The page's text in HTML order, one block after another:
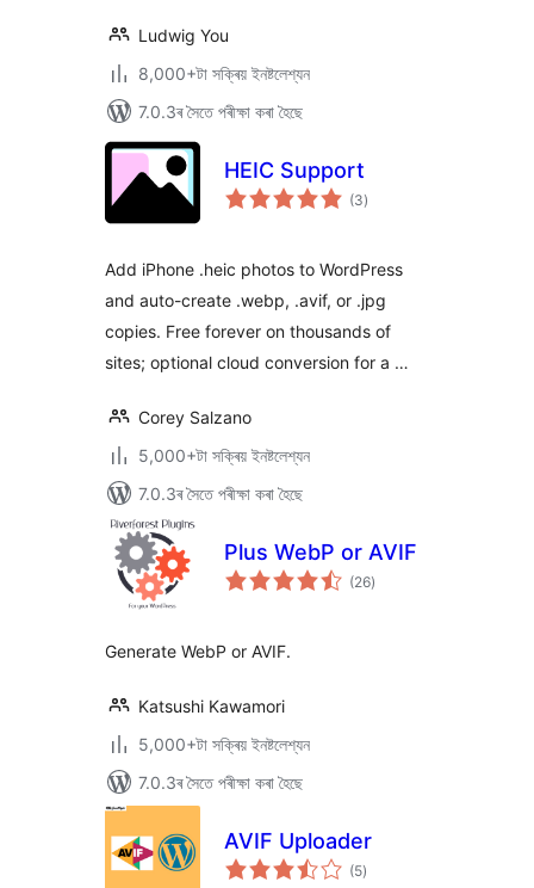
Ludwig You
8,000+টা সক্ৰিয় ইনষ্টলেশ্যন
7.0.3ৰ সৈতে পৰীক্ষা কৰা হৈছে
HEIC Support
(3টা
মুঠ)
Add iPhone .heic photos to WordPress
and auto-create .webp, .avif, or .jpg
copies. Free forever on thousands of
sites; optional cloud conversion for a …
Corey Salzano
5,000+টা সক্ৰিয় ইনষ্টলেশ্যন
7.0.3ৰ সৈতে পৰীক্ষা কৰা হৈছে
Plus WebP or AVIF
(26টা
মুঠ)
Generate WebP or AVIF.
Katsushi Kawamori
5,000+টা সক্ৰিয় ইনষ্টলেশ্যন
7.0.3ৰ সৈতে পৰীক্ষা কৰা হৈছে
AVIF Uploader
(5টা
মুঠ)